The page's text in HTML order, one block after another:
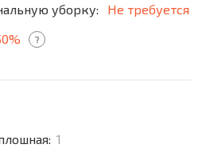
уборку:
Не требуется
?
1